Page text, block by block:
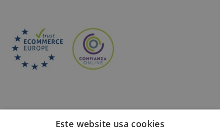
Este website usa cookies